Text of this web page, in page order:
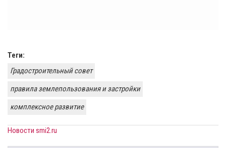
Теги:
Градостроительный совет
правила землепользования и застройки
комплексное развитие
Новости smi2.ru